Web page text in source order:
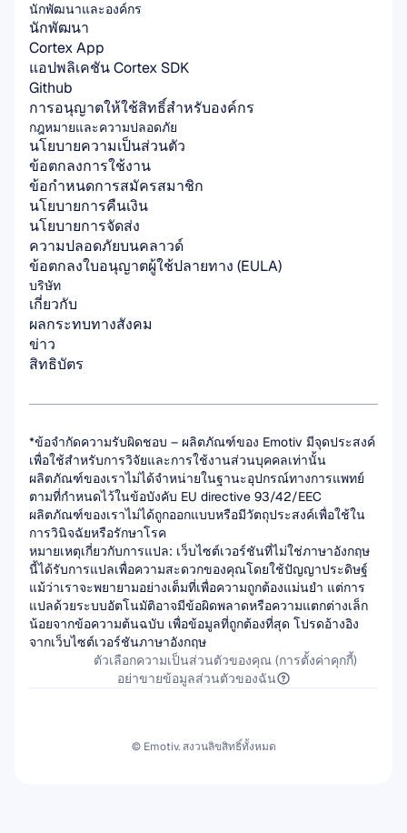
นักพัฒนาและองค์กร
นักพัฒนา
Cortex App
แอปพลิเคชัน Cortex SDK
Github
การอนุญาตให้ใช้สิทธิ์สำหรับองค์กร
บริษัท
เกี่ยวกับ
ผลกระทบทางสังคม
ข่าว
สิทธิบัตร
กฎหมายและความปลอดภัย
นโยบายความเป็นส่วนตัว
ข้อตกลงการใช้งาน
ข้อกำหนดการสมัครสมาชิก
นโยบายการคืนเงิน
นโยบายการจัดส่ง
ความปลอดภัยบนคลาวด์
ข้อตกลงใบอนุญาตผู้ใช้ปลายทาง (EULA)
*ข้อจำกัดความรับผิดชอบ – ผลิตภัณฑ์ของ Emotiv มีจุดประสงค์
เพื่อใช้สำหรับการวิจัยและการใช้งานส่วนบุคคลเท่านั้น
ผลิตภัณฑ์ของเราไม่ได้จำหน่ายในฐานะอุปกรณ์ทางการแพทย์
ตามที่กำหนดไว้ในข้อบังคับ EU directive 93/42/EEC
ผลิตภัณฑ์ของเราไม่ได้ถูกออกแบบหรือมีวัตถุประสงค์เพื่อใช้ใน
การวินิจฉัยหรือรักษาโรค
หมายเหตุเกี่ยวกับการแปล: เว็บไซต์เวอร์ชันที่ไม่ใช่ภาษาอังกฤษ
นี้ได้รับการแปลเพื่อความสะดวกของคุณโดยใช้ปัญญาประดิษฐ์
แม้ว่าเราจะพยายามอย่างเต็มที่เพื่อความถูกต้องแม่นยำ แต่การ
แปลด้วยระบบอัตโนมัติอาจมีข้อผิดพลาดหรือความแตกต่างเล็ก
น้อยจากข้อความต้นฉบับ เพื่อข้อมูลที่ถูกต้องที่สุด โปรดอ้างอิง
จากเว็บไซต์เวอร์ชันภาษาอังกฤษ
ตัวเลือกความเป็นส่วนตัวของคุณ (การตั้งค่าคุกกี้)
อย่าขายข้อมูลส่วนตัวของฉัน
© Emotiv. สงวนลิขสิทธิ์ทั้งหมด